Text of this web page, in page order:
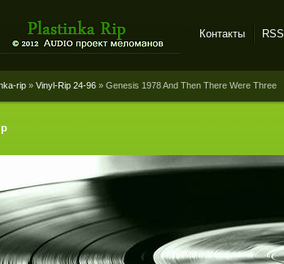
и магнитоальбомов
Контакты RSS
rip » Vinyl-Rip 24-96 » Genesis 1978 And Then There Were Three